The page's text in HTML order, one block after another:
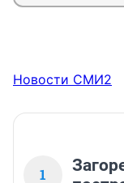
Новости СМИ2
1